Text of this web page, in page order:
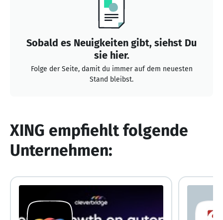
Sobald es Neuigkeiten gibt, siehst Du
sie hier.
Folge der Seite, damit du immer auf dem neuesten
Stand bleibst.
XING empfiehlt folgende
Unternehmen: